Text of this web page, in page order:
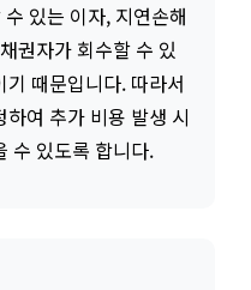
있는 이자, 지연손해
권자가 회수할 수 있
때문입니다. 따라서
여 추가 비용 발생 시
수 있도록 합니다.